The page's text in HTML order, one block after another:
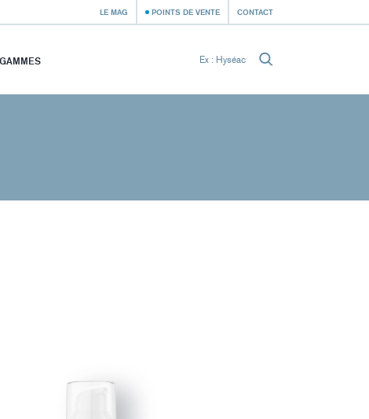
LE MAG POINTS DE VENTE CONTACT
GAMMES